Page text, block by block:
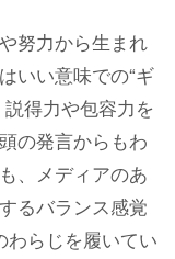
努力から生まれ
いい意味での“ギ
得力や包容力を
の発言からもわ
、メディアのあ
るバランス感覚
わらじを履いてい